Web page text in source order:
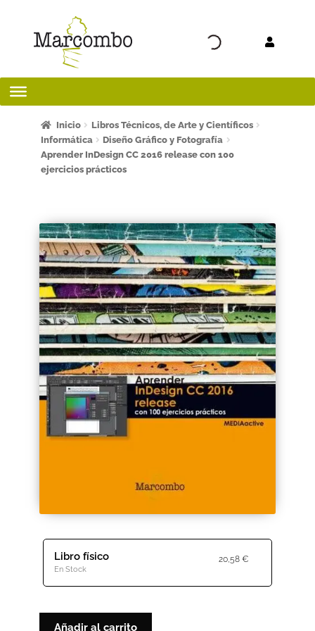
navegación
¡Bienvenido al apartado para profesores!
ART FRIDAY 2025
Artículos del blog
AVISO LEGAL
Black Friday 2025
Categorías
Checkout
Contacto
Content restricted
Inicio
Libros Técnicos, de Arte y Científicos
Informática
Diseño Gráfico y Fotografía
Aprender InDesign CC 2016 release con 100
ejercicios prácticos
Libro físico 20,58 €
En Stock
Añadir al carrito